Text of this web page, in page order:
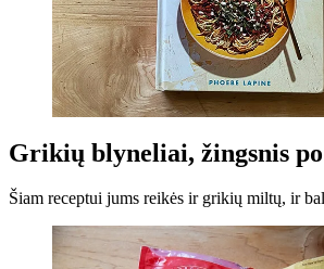
Grikių blyneliai, žingsnis
Šiam receptui jums reikės ir grikių miltų, ir